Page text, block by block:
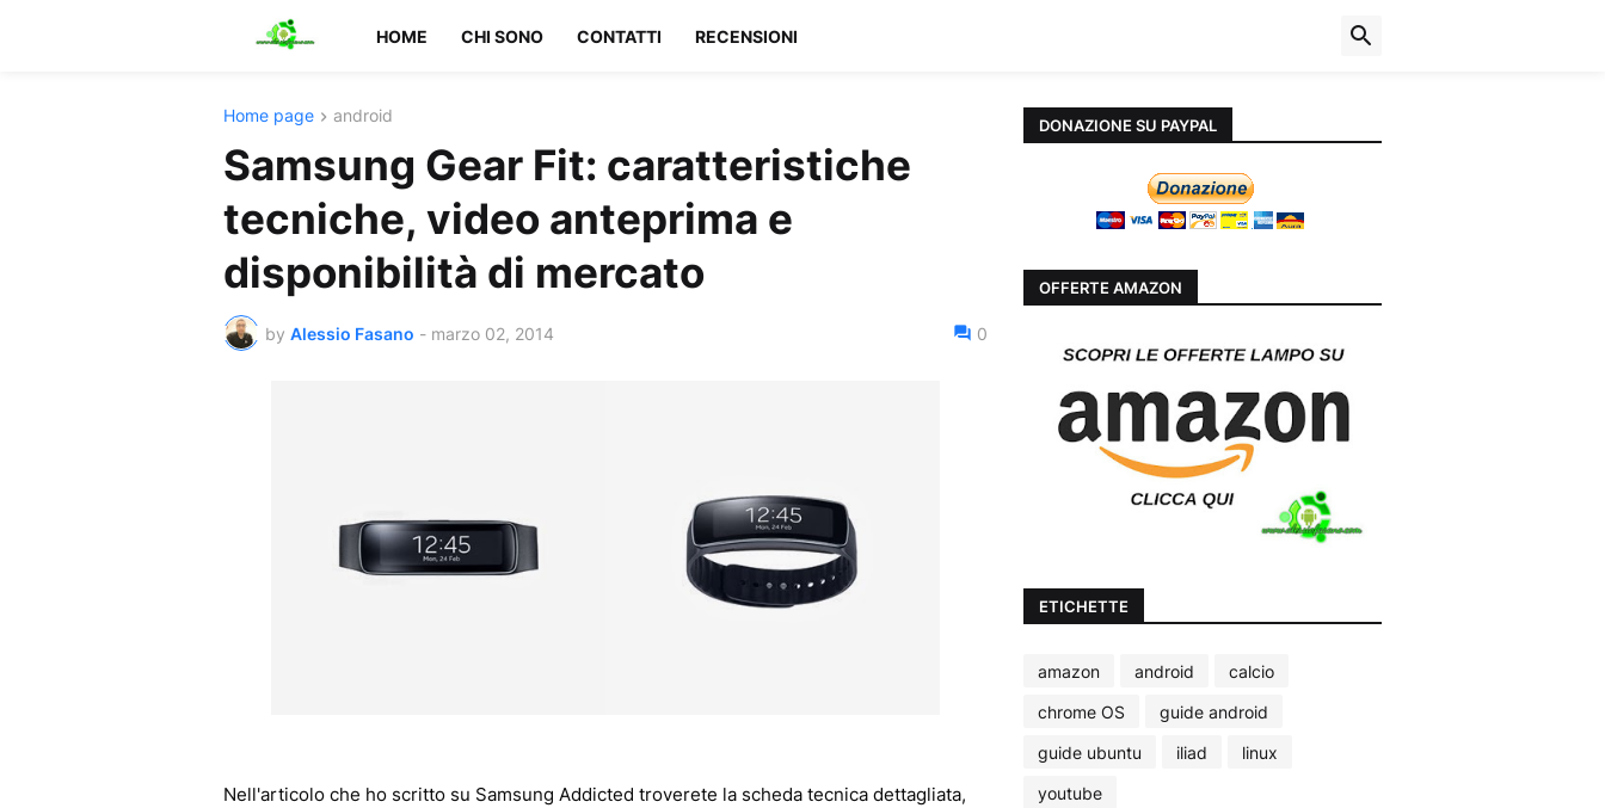
HOME CHI SONO CONTATTI RECENSIONI
Home page android
Samsung Gear Fit: caratteristiche
tecniche, video anteprima e
disponibilità di mercato
by Alessio Fasano - marzo 02, 2014 0
Nell'articolo che ho scritto su Samsung Addicted troverete la scheda tecnica dettagliata,
DONAZIONE SU PAYPAL
OFFERTE AMAZON
ETICHETTE
amazon android
calcio
chrome OS
guide android
guide ubuntu
iliad
linux
youtube